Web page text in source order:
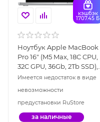
кэшбэк
1707.45 Б
Ноутбук Apple MacBook
Pro 16" (M5 Max, 18C CPU,
32C GPU, 36Gb, 2Tb SSD),
серебристый (MGE74)
Имеется недостаток в виде
невозможности
предустановки RuStore
за наличные